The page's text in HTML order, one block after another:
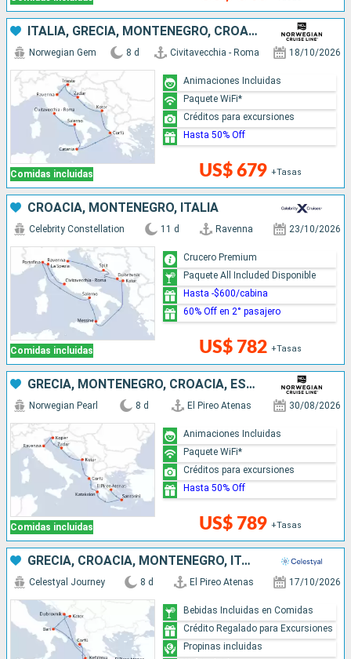
ITALIA, GRECIA, MONTENEGRO, CROACIA
Comidas incluidas
Norwegian Gem 8 d Civitavecchia - Roma 18/10/2026
US$ 679 +Tasas
Animaciones Incluidas
Paquete WiFi*
Créditos para excursiones
Hasta 50% Off
CROACIA, MONTENEGRO, ITALIA
Comidas incluidas
Celebrity Constellation 11 d Ravenna 23/10/2026
US$ 782 +Tasas
Crucero Premium
Paquete All Included Disponible
Hasta -$600/cabina
60% Off en 2° pasajero
GRECIA, MONTENEGRO, CROACIA, ESLOVENIA, ITALIA
Comidas incluidas
Norwegian Pearl 8 d El Pireo Atenas 30/08/2026
US$ 789 +Tasas
Animaciones Incluidas
Paquete WiFi*
Créditos para excursiones
Hasta 50% Off
GRECIA, CROACIA, MONTENEGRO, ITALIA
Celestyal Journey 8 d El Pireo Atenas 17/10/2026
Bebidas Incluidas en Comidas
Crédito Regalado para Excursiones
Propinas incluidas